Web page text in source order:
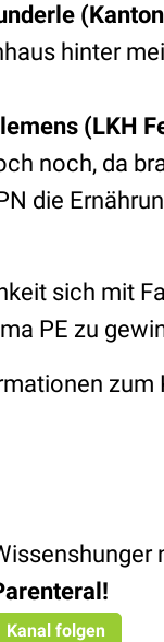
hinter
(LKH
noch, da
die
sich mit
PE zu
zum
!
Kanal folgen